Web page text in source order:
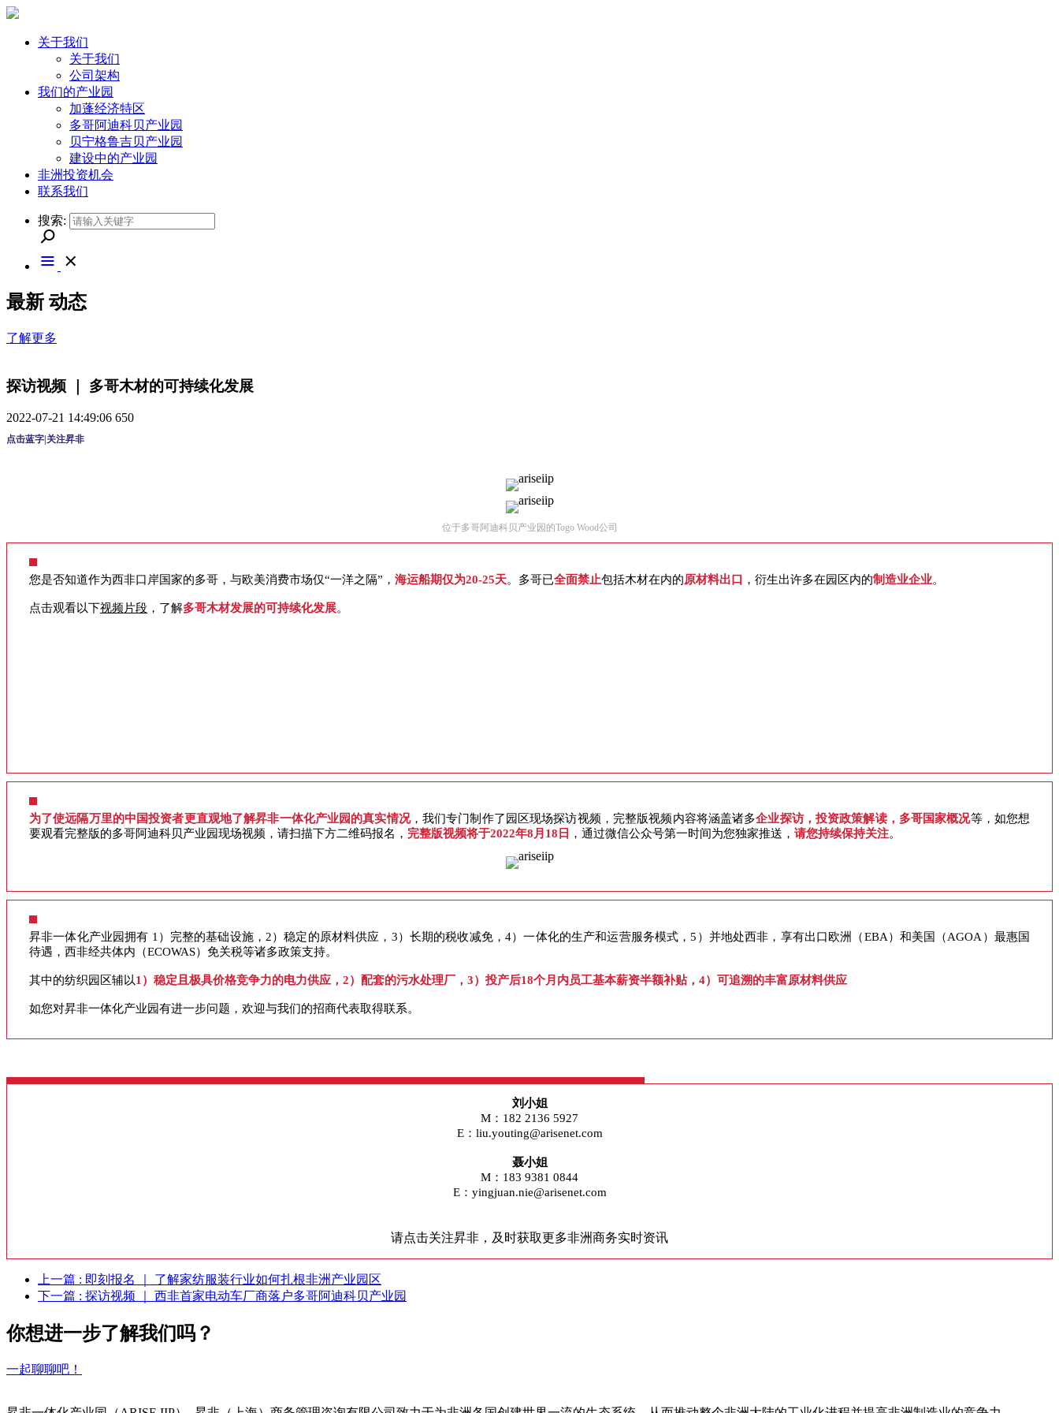
关于我们
关于我们
公司架构
我们的产业园
加蓬经济特区
多哥阿迪科贝产业园
贝宁格鲁吉贝产业园
建设中的产业园
非洲投资机会
联系我们
搜索:
最新 动态
了解更多
探访视频 ｜ 多哥木材的可持续化发展
2022-07-21 14:49:06 650
点击蓝字|关注昇非
位于多哥阿迪科贝产业园的Togo Wood公司
您是否知道作为西非口岸国家的多哥，与欧美消费市场仅“一洋之隔”， 海运船期仅为20-25天。多哥已全面禁止包括木材在内的原材料出口 ，衍生出许多在园区内的制造业企业。
点击观看以下视频片段 ，了解多哥木材发展的可持续化发展。
为了使远隔万里的中国投资者更直观地了解昇非一体化产业园的真实情况，我们专门制作了园区现场探访视频，完整版视频内容将涵盖诸多企业探访，投资政策解读，多哥国家概况等，如您想
要观看完整版的多哥阿迪科贝产业园现场视频，请扫描下方二维码报名， 完整版视频将于2022年8月18日 ，通过微信公众号第一时间为您独家推送， 请您持续保持关注。
昇非一体化产业园拥有 1）完整的基础设施，2）稳定的原材料供应，3）长期的税收减免，4）一体化的生产和运营服务模式，5）并地处西非，享有出口欧洲（EBA）和美国（AGOA）最惠国
待遇，西非经共体内（ECOWAS）免关税等诸多政策支持。
其中的纺织园区辅以1）稳定且极具价格竞争力的电力供应，2）配套的污水处理厂，3）投产后18个月内员工基本薪资半额补贴，4）可追溯的丰富原材料供应
如您对昇非一体化产业园有进一步问题，欢迎与我们的招商代表取得联系。
刘小姐
M：182 2136 5927
E：liu.youting@arisenet.com
聂小姐
M：183 9381 0844
E：yingjuan.nie@arisenet.com
请点击关注昇非，及时获取更多非洲商务实时资讯
上一篇 : 即刻报名 ｜ 了解家纺服装行业如何扎根非洲产业园区
下一篇 : 探访视频 ｜ 西非首家电动车厂商落户多哥阿迪科贝产业园
你想进一步了解我们吗？
一起聊聊吧！